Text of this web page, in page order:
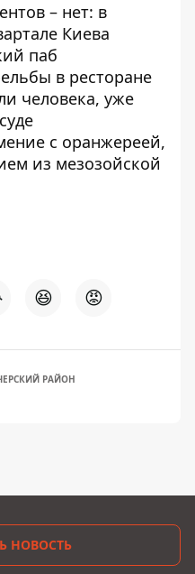
– нет: в
Киева
паб
в ресторане
человека, уже
с оранжереей,
из мезозойской
😆 😡
РАЙОН
НОВОСТЬ